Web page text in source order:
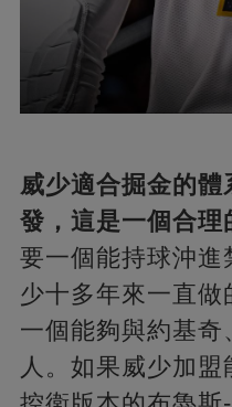
威少適合掘金的
發，這是一個合理
要一個能持球沖進
少十多年來一直
一個能夠與約基奇
人。如果威少加